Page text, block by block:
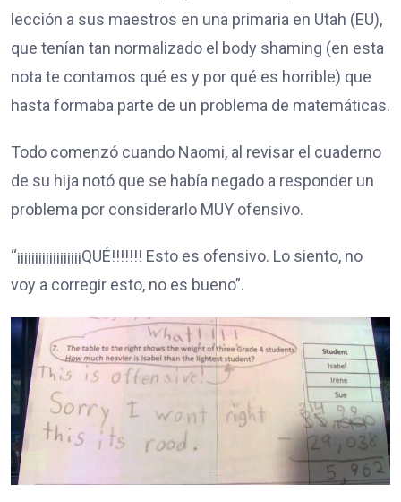
lección a sus maestros en una primaria en Utah (EU),
que tenían tan normalizado el body shaming (en esta
nota te contamos qué es y por qué es horrible) que
hasta formaba parte de un problema de matemáticas.
Todo comenzó cuando Naomi, al revisar el cuaderno
de su hija notó que se había negado a responder un
problema por considerarlo MUY ofensivo.
“¡¡¡¡¡¡¡¡¡¡¡¡¡¡¡¡¡¡QUÉ!!!!!!! Esto es ofensivo. Lo siento, no
voy a corregir esto, no es bueno”.